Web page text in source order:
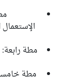
مطة رابعة:
مطة